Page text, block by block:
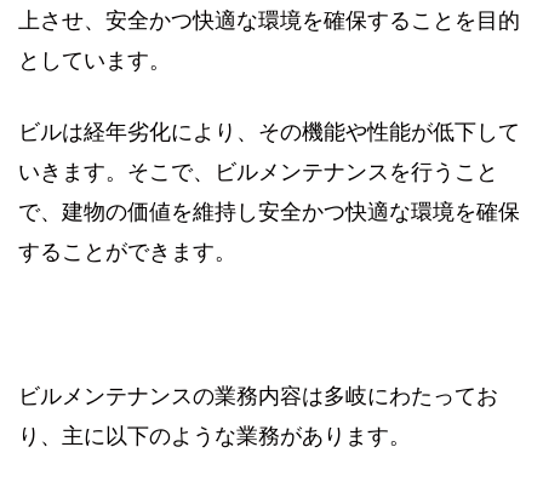
上させ、安全かつ快適な環境を確保することを目的
としています。
ビルは経年劣化により、その機能や性能が低下して
いきます。そこで、ビルメンテナンスを行うこと
で、建物の価値を維持し安全かつ快適な環境を確保
することができます。
ビルメンテナンスの業務内容は多岐にわたってお
り、主に以下のような業務があります。